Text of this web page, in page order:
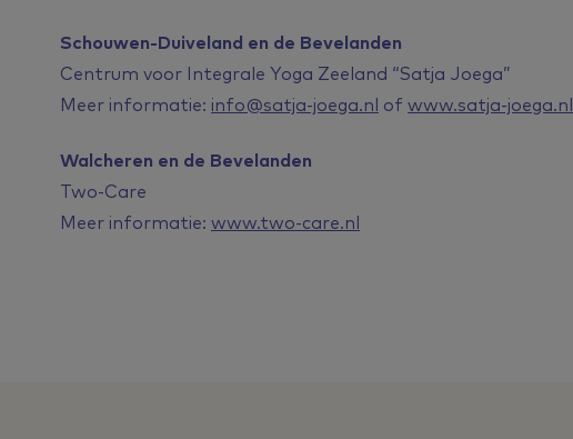
Schouwen-Duiveland en de Bevelanden
Centrum voor Integrale Yoga Zeeland “Satja Joega”
Meer informatie: info@satja-joega.nl of www.satja-joega.nl
Walcheren en de Bevelanden
Two-Care
Meer informatie: www.two-care.nl